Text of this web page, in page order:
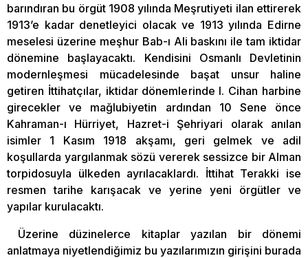
barındıran bu örgüt 1908 yılında Meşrutiyeti ilan ettirerek
1913’e kadar denetleyici olacak ve 1913 yılında Edirne
meselesi üzerine meşhur Bab-ı Ali baskını ile tam iktidar
dönemine başlayacaktı. Kendisini Osmanlı Devletinin
modernleşmesi mücadelesinde başat unsur haline
getiren İttihatçılar, iktidar dönemlerinde I. Cihan harbine
girecekler ve mağlubiyetin ardından 10 Sene önce
Kahraman-ı Hürriyet, Hazret-i Şehriyari olarak anılan
isimler 1 Kasım 1918 akşamı, geri gelmek ve adil
koşullarda yargılanmak sözü vererek sessizce bir Alman
torpidosuyla ülkeden ayrılacaklardı. İttihat Terakki ise
resmen tarihe karışacak ve yerine yeni örgütler ve
yapılar kurulacaktı.
Üzerine düzinelerce kitaplar yazılan bir dönemi
anlatmaya niyetlendiğimiz bu yazılarımızın girişini burada